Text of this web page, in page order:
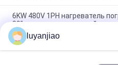
6KW 480V 1PH нагреватель
39" нагреватель горячей
подогреватель стеклянной
химический кипятильник 3kw
luyanjiao